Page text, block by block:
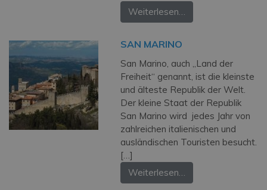
Weiterlesen…
SAN MARINO
San Marino, auch „Land der
Freiheit“ genannt, ist die kleinste
und älteste Republik der Welt.
Der kleine Staat der Republik
San Marino wird jedes Jahr von
zahlreichen italienischen und
ausländischen Touristen besucht.
[…]
Weiterlesen…